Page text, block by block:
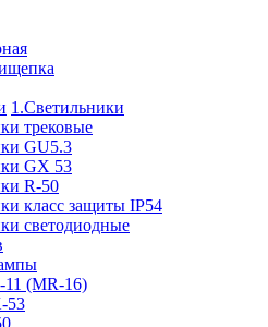
1.Светильники
трековые
GU5.3
GX 53
R-50
класс защиты IP54
светодиодные
(MR-16)
53